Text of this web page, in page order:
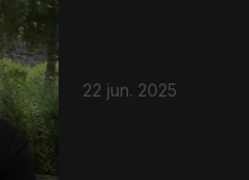
22 jun. 2025